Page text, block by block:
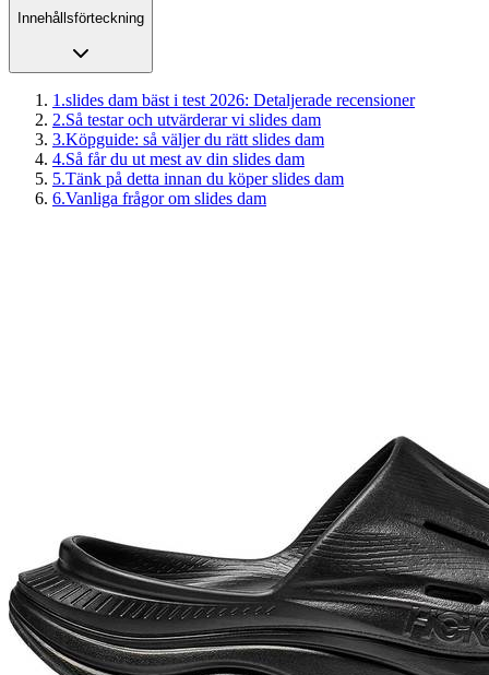
Innehållsförteckning
1 .slides dam bäst i test 2026: Detaljerade recensioner
2.Så testar och utvärderar vi slides dam
3.Köpguide: så väljer du rätt slides dam
4.Så får du ut mest av din slides dam
5.Tänk på detta innan du köper slides dam
6.Vanliga frågor om slides dam